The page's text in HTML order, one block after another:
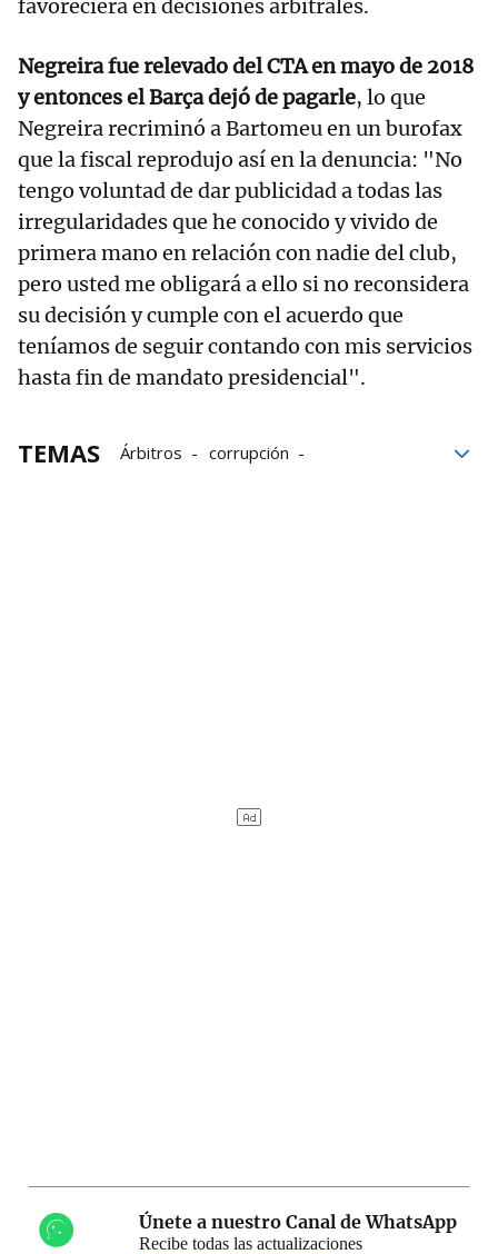
favoreciera en decisiones arbitrales.
Negreira fue relevado del CTA en mayo de 2018
y entonces el Barça dejó de pagarle, lo que
Negreira recriminó a Bartomeu en un burofax
que la fiscal reprodujo así en la denuncia: "No
tengo voluntad de dar publicidad a todas las
irregularidades que he conocido y vivido de
primera mano en relación con nadie del club,
pero usted me obligará a ello si no reconsidera
su decisión y cumple con el acuerdo que
teníamos de seguir contando con mis servicios
hasta fin de mandato presidencial".
TEMAS Árbitros
corrupción
Únete a nuestro Canal de WhatsApp
Recibe todas las actualizaciones